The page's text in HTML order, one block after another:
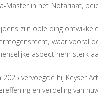
Master in het Notariaat,
zijn opleiding
waar vooral
aspect hem sterk
2025 vervoegde hij Keyser
en verdeling van